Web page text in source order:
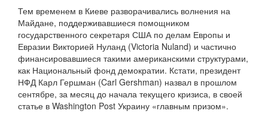
Тем временем в Киеве разворачивались волнения на
Майдане, поддерживавшиеся помощником
государственного секретаря США по делам Европы и
Евразии Викторией Нуланд (Victoria Nuland) и частично
финансировавшиеся такими американскими структурами,
как Национальный фонд демократии. Кстати, президент
НФД Карл Гершман (Carl Gershman) назвал в прошлом
сентябре, за месяц до начала текущего кризиса, в своей
статье в Washington Post Украину «главным призом».